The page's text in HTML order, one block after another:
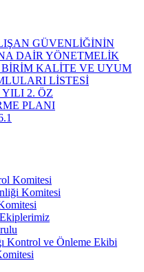
GÜVENLİĞİNİN
DAİR YÖNETMELİK
BİRİM KALİTE VE UYUM
LİSTESİ
YILI 2. ÖZ
PLANI
Komitesi
Komitesi
Kontrol ve Önleme Ekibi